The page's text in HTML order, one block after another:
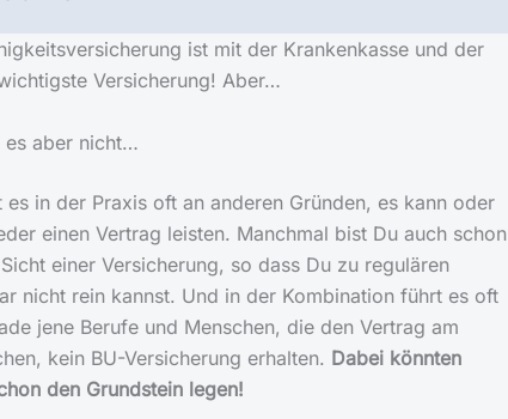
ist mit der Krankenkasse und der
Versicherung! Aber…
es aber nicht…
es in der Praxis oft an anderen Gründen, es kann oder
einen Vertrag leisten. Manchmal bist Du auch schon
einer Versicherung, so dass Du zu regulären
nicht rein kannst. Und in der Kombination führt es oft
jene Berufe und Menschen, die den Vertrag am
kein BU-Versicherung erhalten. Dabei könnten
den Grundstein legen!